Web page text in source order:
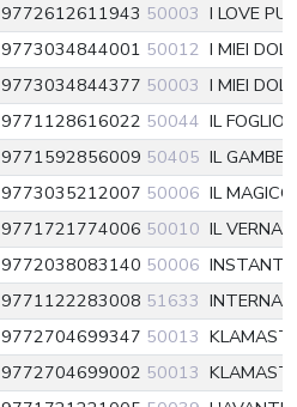
9772612611943 50003 I LOVE
9773034844001 50012 I MIEI
9773034844377 50003 I MIEI
9771128616022 50044 IL FOGLIO
9771592856009 50405 IL
9773035212007 50006 IL
9771721774006 50010 IL
9772038083140 50006 INSTANT
9771122283008 51633
9772704699347 50013
9772704699002 50013